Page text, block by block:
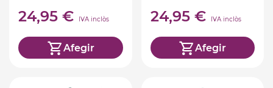
24,95 € IVA inclòs
Afegir
TRIXIE
24,95 € IVA inclòs
Afegir